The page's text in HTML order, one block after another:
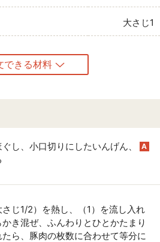
大さじ1
できる材料
し、小口切りにしたいんげん、 A
じ1/2）を熱し、（1）を流し入れ
き混ぜ、ふんわりとひとかたまり
ら、豚肉の枚数に合わせて等分に